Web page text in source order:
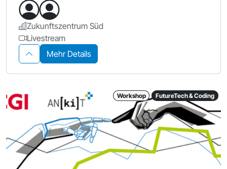
Zukunftszentrum Süd
Livestream
Mehr Details
Workshop FutureTech & Coding